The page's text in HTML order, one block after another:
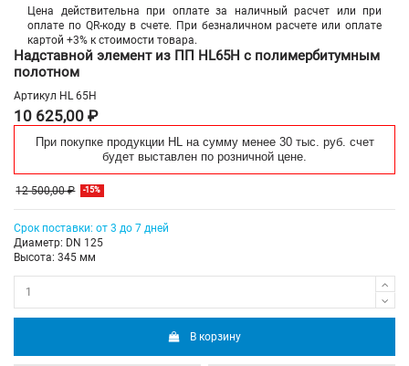
Цена действительна при оплате за наличный расчет или при
оплате по QR-коду в счете. При безналичном расчете или оплате
картой +3% к стоимости товара.
Надставной элемент из ПП HL65H с полимербитумным
полотном
Артикул HL 65H
10 625,00 ₽
При покупке продукции HL на сумму менее 30 тыс. руб. счет
будет выставлен по розничной цене.
12 500,00 ₽ -15%
Срок поставки: от 3 до 7 дней
Диаметр: DN 125
Высота: 345 мм
В корзину